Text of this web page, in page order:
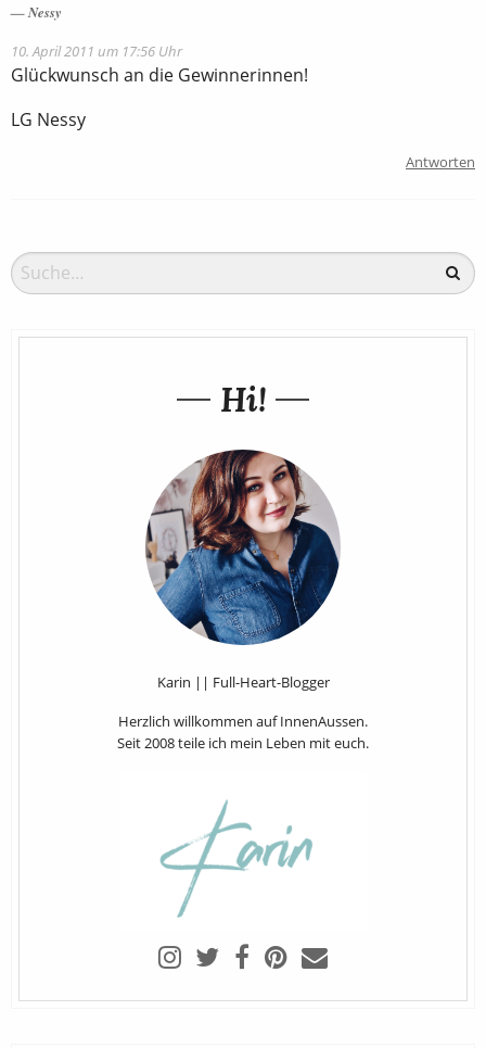
Nessy
10. April 2011 um 17:56 Uhr
Glückwunsch an die Gewinnerinnen!
LG Nessy
Antworten
Hi!
Karin || Full-Heart-Blogger
Herzlich willkommen auf InnenAussen.
Seit 2008 teile ich mein Leben mit euch.